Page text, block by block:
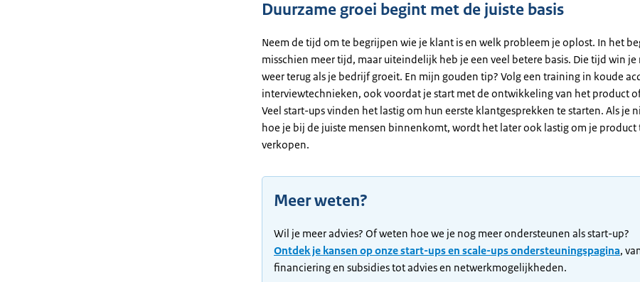
Duurzame groei begint met de juiste basis
Neem de tijd om te begrijpen wie je klant is en welk probleem je oplost. In het
misschien meer tijd, maar uiteindelijk heb je een veel betere basis. Die tijd win
weer terug als je bedrijf groeit. En mijn gouden tip? Volg een training in koude
interviewtechnieken, ook voordat je start met de ontwikkeling van het product
Veel start-ups vinden het lastig om hun eerste klantgesprekken te starten. Als je
hoe je bij de juiste mensen binnenkomt, wordt het later ook lastig om je product
verkopen.
Meer weten?
Wil je meer advies? Of weten hoe we je nog meer ondersteunen als start-up?
Ontdek je kansen op onze start-ups en scale-ups ondersteuningspagina,
financiering en subsidies tot advies en netwerkmogelijkheden.